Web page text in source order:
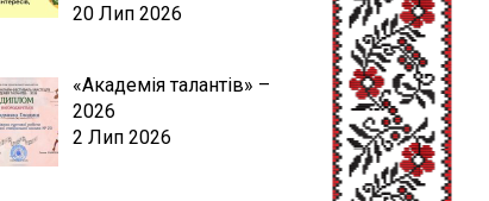
20 Лип 2026
«Академія талантів» –
2026
2 Лип 2026